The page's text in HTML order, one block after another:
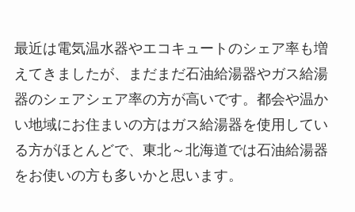
最近は電気温水器やエコキュートのシェア率も増
えてきましたが、まだまだ石油給湯器やガス給湯
器のシェアシェア率の方が高いです。都会や温か
い地域にお住まいの方はガス給湯器を使用してい
る方がほとんどで、東北～北海道では石油給湯器
をお使いの方も多いかと思います。